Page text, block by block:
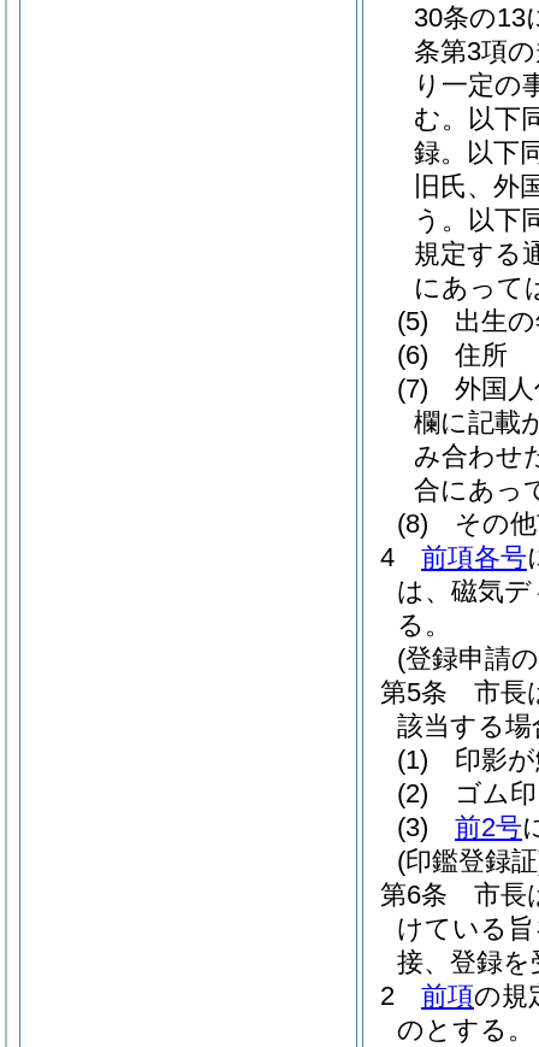
30条の13
条第3項
り一定の
む。以下
録。以下
旧氏、外
う。以下
規定する
にあって
(5)
出生
(6)
住所
(7)
外国
欄に記載
み合わせ
合にあっ
(8)
その
4
前項各号
は、磁気
る。
(登録申請
第5条
市長
該当する
(1)
印影
(2)
ゴム
(3)
前2号
(印鑑登録
第6条
市長
けている
接、登録
2
前項の規
のとする。